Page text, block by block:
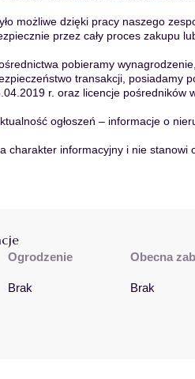
możliwe dzięki pracy naszego
przez cały proces zakupu
pobieramy
transakcji, posiadamy
r. oraz licencje pośredników
ogłoszeń – informacje o
charakter informacyjny i nie stanowi
Ogrodzenie
Brak
Obecna
Brak